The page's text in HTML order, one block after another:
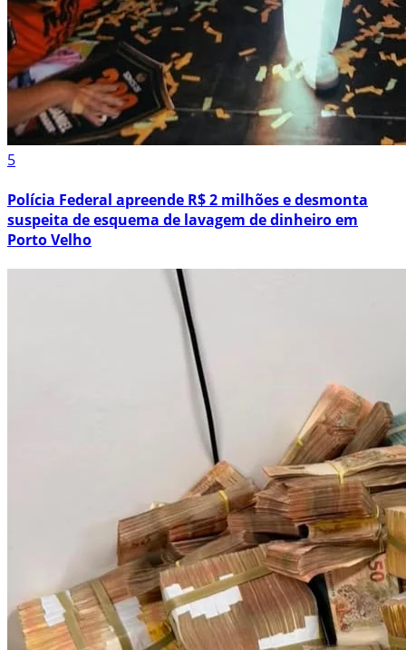
5
Polícia Federal apreende R$ 2 milhões e desmonta
suspeita de esquema de lavagem de dinheiro em
Porto Velho